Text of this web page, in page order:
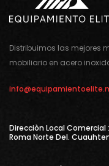
Distribuimos las mejores
mobiliario en acero
Direcciòn Local Comercial
Roma Norte Del.